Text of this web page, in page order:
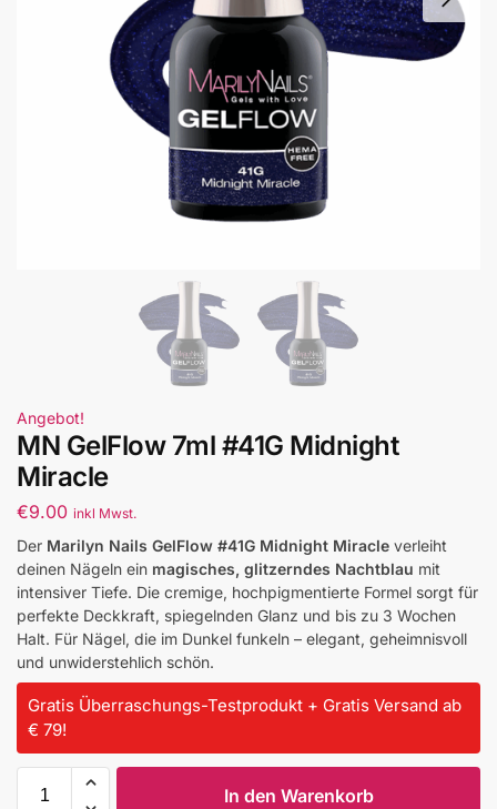
Angebot!
MN GelFlow 7ml #41G Midnight
Miracle
€9.00 inkl Mwst.
Der Marilyn Nails GelFlow #41G Midnight Miracle verleiht
deinen Nägeln ein magisches, glitzerndes Nachtblau mit
intensiver Tiefe. Die cremige, hochpigmentierte Formel sorgt für
perfekte Deckkraft, spiegelnden Glanz und bis zu 3 Wochen
Halt. Für Nägel, die im Dunkel funkeln – elegant, geheimnisvoll
und unwiderstehlich schön.
Gratis Überraschungs-Testprodukt + Gratis Versand ab
€ 79!
In den Warenkorb